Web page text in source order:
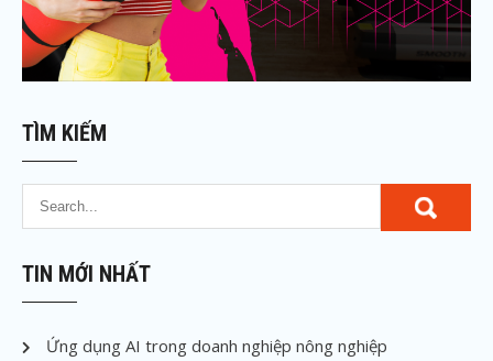
TÌM KIẾM
TIN MỚI NHẤT
Ứng dụng AI trong doanh nghiệp nông nghiệp